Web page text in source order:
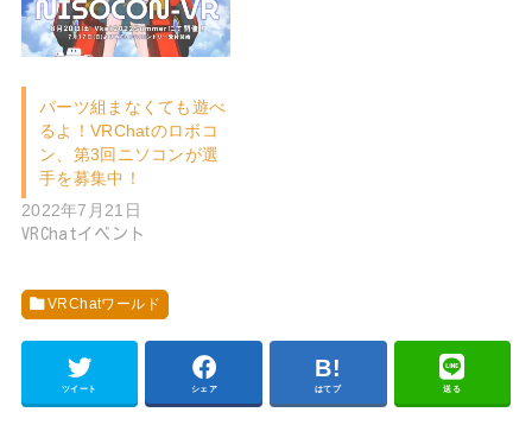
パーツ組まなくても遊べ
るよ！VRChatのロボコ
ン、第3回ニソコンが選
手を募集中！
2022年7月21日
VRChatイベント
VRChatワールド
ツイート シェア はてブ 送る